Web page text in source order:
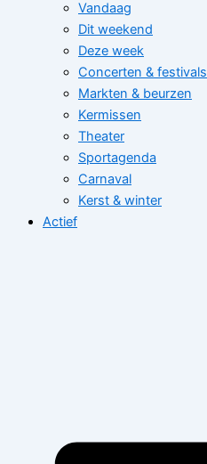
Vandaag
Dit weekend
Deze week
Concerten & festivals
Markten & beurzen
Kermissen
Theater
Sportagenda
Carnaval
Kerst & winter
Actief